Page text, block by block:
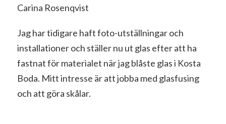
Carina Rosenqvist
Jag har tidigare haft foto-utställningar och
installationer och ställer nu ut glas efter att ha
fastnat för materialet när jag blåste glas i Kosta
Boda. Mitt intresse är att jobba med glasfusing
och att göra skålar.